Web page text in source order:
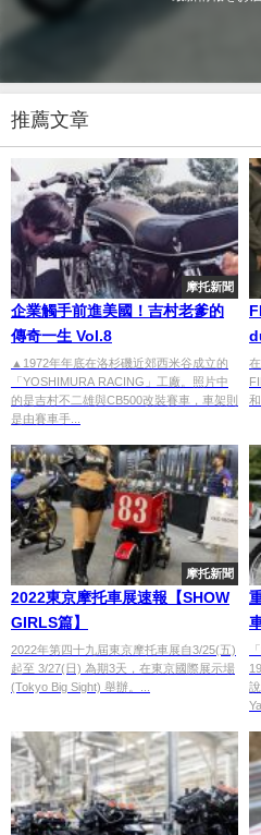
推薦文章
摩托新聞
企業觸手前進美國！吉村老爹的
傳奇一生 Vol.8
▲1972年年底在洛杉磯近郊西米谷成立的
「YOSHIMURA RACING」工廠。照片中
的是吉村不二雄與CB500改裝賽車，車架則
是由賽車手...
摩托新聞
2022東京摩托車展速報【SHOW
GIRLS篇】
2022年第四十九屆東京摩托車展自3/25(五)
起至 3/27(日) 為期3天，在東京國際展示場
(Tokyo Big Sight) 舉辦。...